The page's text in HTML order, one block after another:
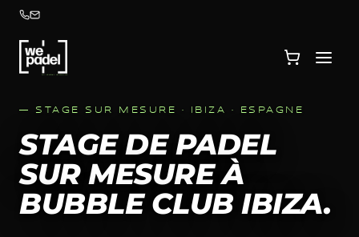
— STAGE SUR MESURE · IBIZA · ESPAGNE
STAGE DE PADEL
SUR MESURE À
BUBBLE CLUB IBIZA.